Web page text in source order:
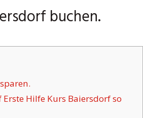
buchen.
Hilfe Kurs Baiersdorf so